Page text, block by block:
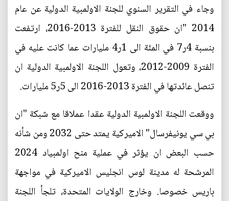
وجاء في التقرير السنوي للجنة الاولمبية الدولية عن عام
2014 "ان حقوق النقل للفترة 2013-2016، ارتفعت
بنسبة 4ر7 في المئة الى 1ر4 مليارات عما كانت عليه في
الفترة 2009-2012، وتعول اللجنة الاولمبية الدولية ان
تنصل عائدتها في الفترة 2013-2016 الى 5ر5 مليارات.
ووقعت اللجنة الاولمبية الدولية عقدا عملاقا مع شبكة "ان
بي سي يونيفرسال" الاميركية يمتد حتى 2032 ومن شأنه
حسب البعض ان يؤثر في عملية منح اولمبياد 2024
المرشحة له مدينة لوس انجليس الاميركية في مواجهة
باريس خصوصا. وخارج الولايات المتحدة، تلجأ اللجنة